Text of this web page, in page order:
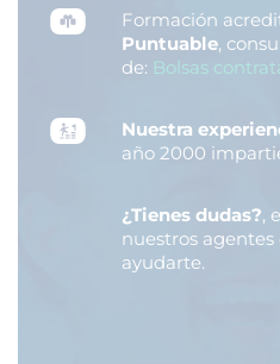
Formación
Puntuable,
de: Bolsas
Nuestra
año 2000
¿Tienes dudas?,
nuestros
ayudarte.